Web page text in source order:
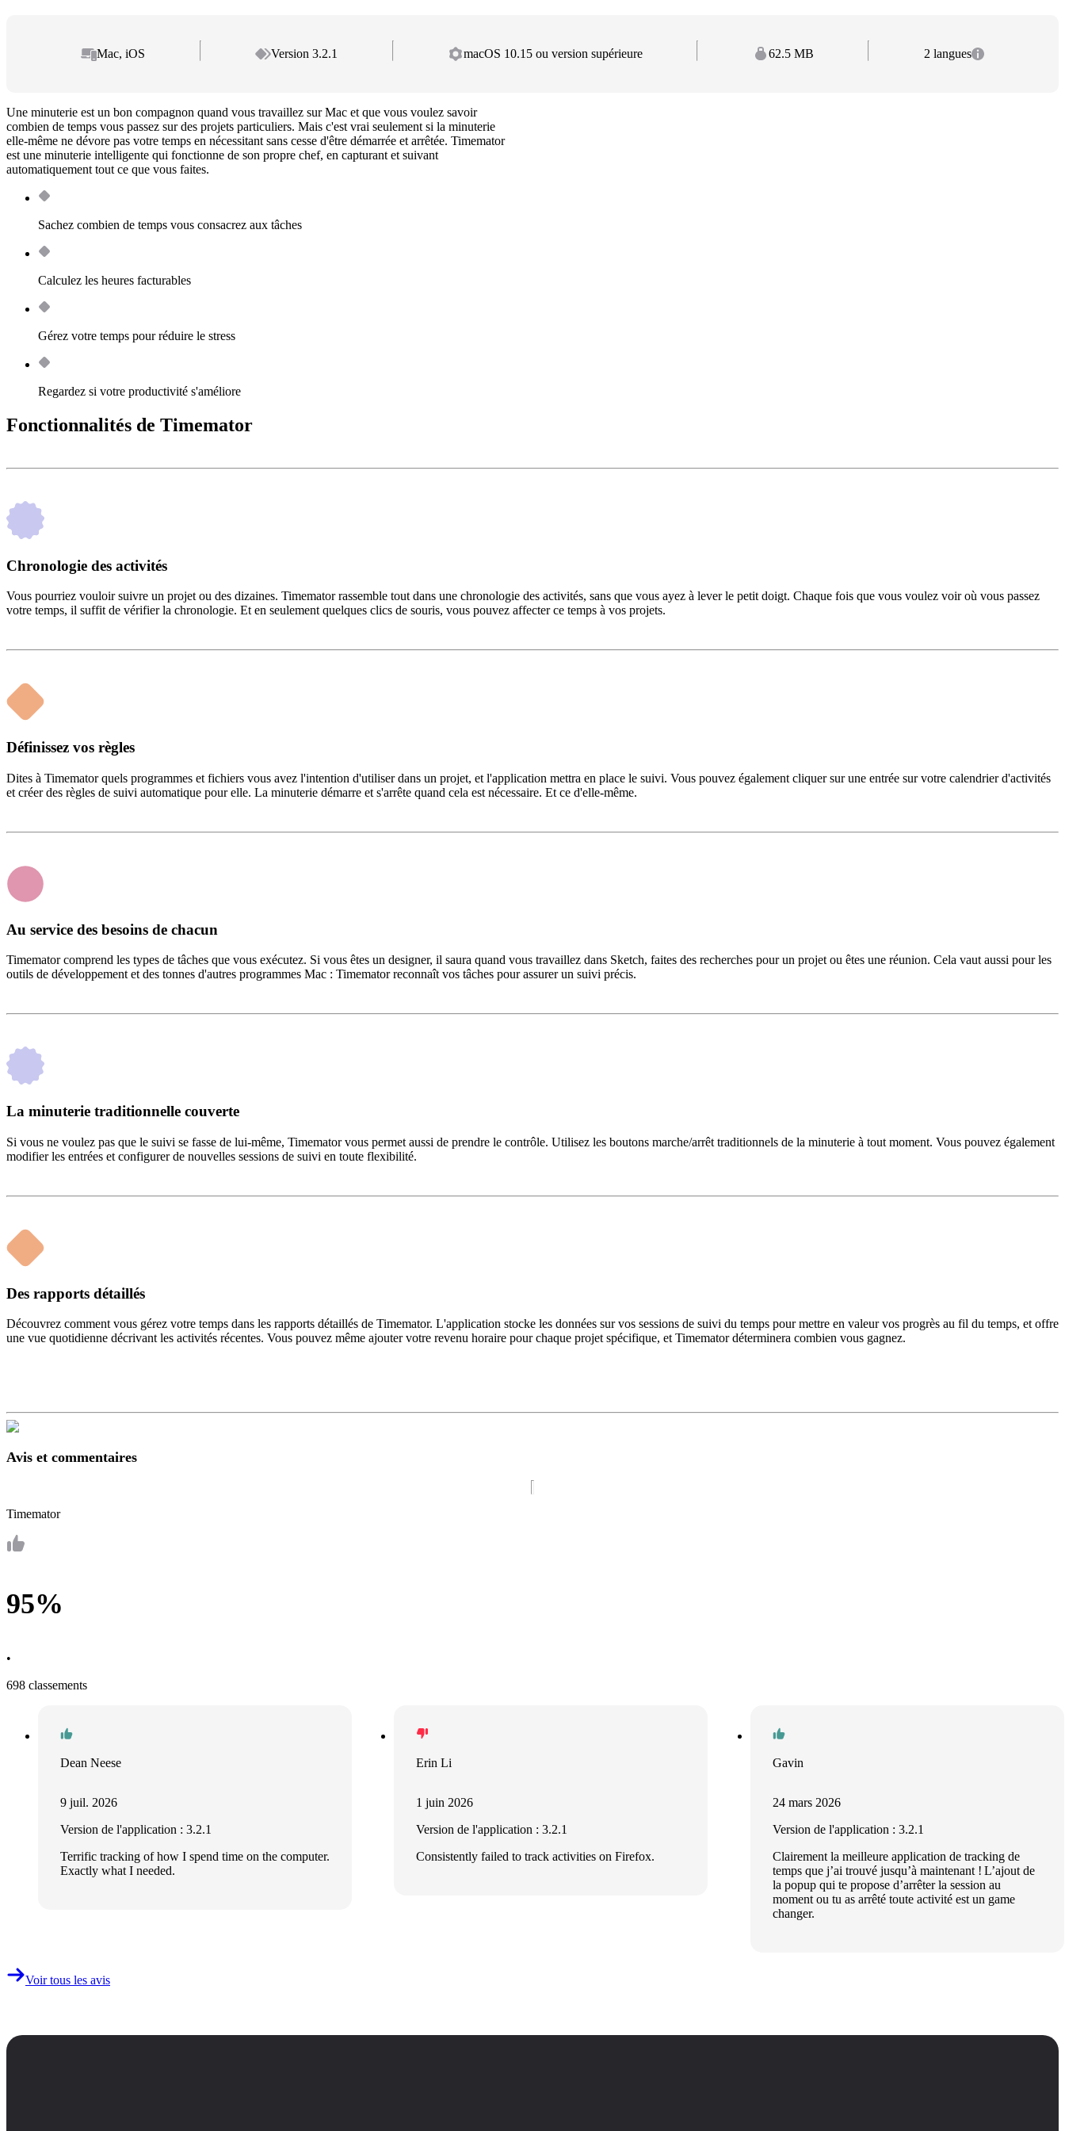
Mac, iOS Version 3.2.1 macOS 10.15 ou version supérieure 62.5 MB 2 langues
Une minuterie est un bon compagnon quand vous travaillez sur Mac et que vous voulez savoir
combien de temps vous passez sur des projets particuliers. Mais c'est vrai seulement si la minuterie
elle-même ne dévore pas votre temps en nécessitant sans cesse d'être démarrée et arrêtée. Timemator
est une minuterie intelligente qui fonctionne de son propre chef, en capturant et suivant
automatiquement tout ce que vous faites.
Sachez combien de temps vous consacrez aux tâches
Calculez les heures facturables
Gérez votre temps pour réduire le stress
Regardez si votre productivité s'améliore
Fonctionnalités de Timemator
Chronologie des activités
Vous pourriez vouloir suivre un projet ou des dizaines. Timemator rassemble tout dans une chronologie des activités, sans que vous ayez à lever le petit doigt. Chaque fois que vous voulez voir où vous passez
votre temps, il suffit de vérifier la chronologie. Et en seulement quelques clics de souris, vous pouvez affecter ce temps à vos projets.
Définissez vos règles
Dites à Timemator quels programmes et fichiers vous avez l'intention d'utiliser dans un projet, et l'application mettra en place le suivi. Vous pouvez également cliquer sur une entrée sur votre calendrier d'activités
et créer des règles de suivi automatique pour elle. La minuterie démarre et s'arrête quand cela est nécessaire. Et ce d'elle-même.
Au service des besoins de chacun
Timemator comprend les types de tâches que vous exécutez. Si vous êtes un designer, il saura quand vous travaillez dans Sketch, faites des recherches pour un projet ou êtes une réunion. Cela vaut aussi pour les
outils de développement et des tonnes d'autres programmes Mac : Timemator reconnaît vos tâches pour assurer un suivi précis.
La minuterie traditionnelle couverte
Si vous ne voulez pas que le suivi se fasse de lui-même, Timemator vous permet aussi de prendre le contrôle. Utilisez les boutons marche/arrêt traditionnels de la minuterie à tout moment. Vous pouvez également
modifier les entrées et configurer de nouvelles sessions de suivi en toute flexibilité.
Des rapports détaillés
Découvrez comment vous gérez votre temps dans les rapports détaillés de Timemator. L'application stocke les données sur vos sessions de suivi du temps pour mettre en valeur vos progrès au fil du temps, et offre
une vue quotidienne décrivant les activités récentes. Vous pouvez même ajouter votre revenu horaire pour chaque projet spécifique, et Timemator déterminera combien vous gagnez.
Avis et commentaires
Timemator
95%
•
698 classements
Dean Neese
9 juil. 2026
Version de l'application : 3.2.1
Terrific tracking of how I spend time on the computer.
Exactly what I needed.
Erin Li
1 juin 2026
Version de l'application : 3.2.1
Consistently failed to track activities on Firefox.
Gavin
24 mars 2026
Version de l'application : 3.2.1
Clairement la meilleure application de tracking de
temps que j’ai trouvé jusqu’à maintenant ! L’ajout de
la popup qui te propose d’arrêter la session au
moment ou tu as arrêté toute activité est un game
changer.
Voir tous les avis